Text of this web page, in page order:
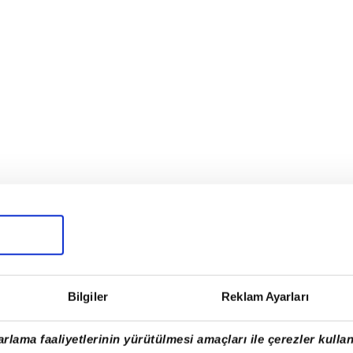
Bilgiler Reklam Ayarları
faaliyetlerinin yürütülmesi amaçları ile çerezler